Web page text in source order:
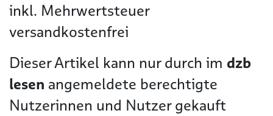
inkl. Mehrwertsteuer
versandkostenfrei
Dieser Artikel kann nur durch im dzb
lesen angemeldete berechtigte
Nutzerinnen und Nutzer gekauft